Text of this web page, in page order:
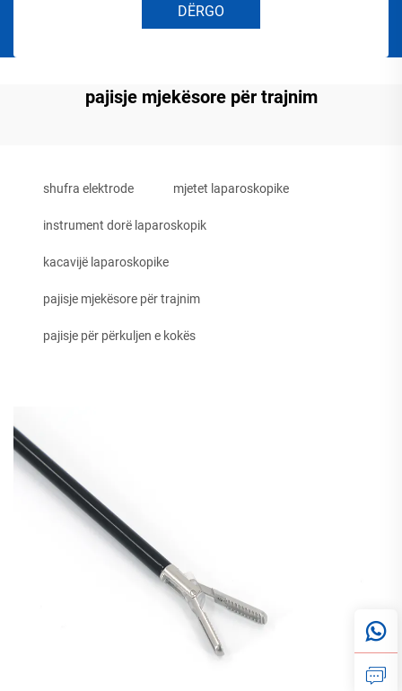
DËRGO
pajisje mjekësore për trajnim
shufra elektrode mjetet laparoskopike
instrument dorë laparoskopik
kacavijë laparoskopike
pajisje mjekësore për trajnim
pajisje për përkuljen e kokës